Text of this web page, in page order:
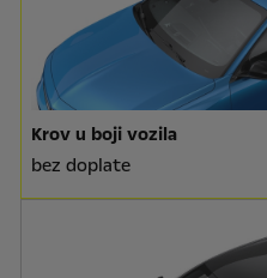
Krov u boji vozila
bez doplate